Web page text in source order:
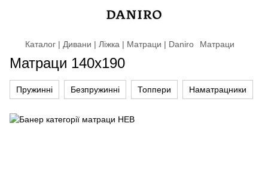
Каталог | Дивани | Ліжка | Матраци | Daniro Матраци
Матраци 140х190
Пружинні Безпружинні Топпери Наматрацники